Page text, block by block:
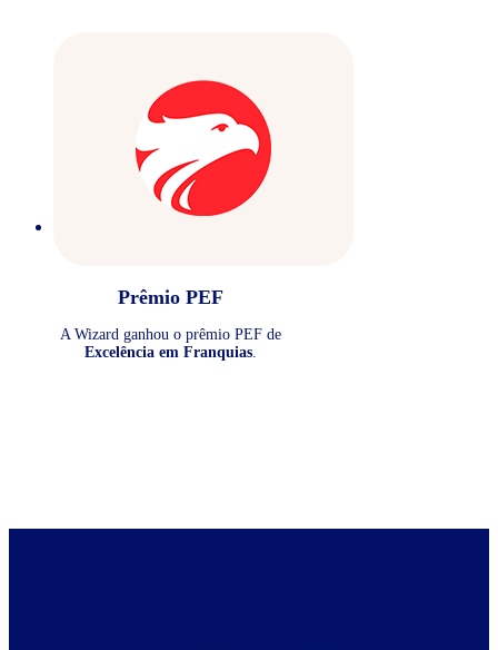
Prêmio PEF
A Wizard ganhou o prêmio PEF de
Excelência em Franquias.